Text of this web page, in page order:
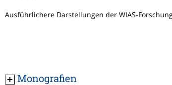
Ausführlichere Darstellungen der WIAS-
Monografien